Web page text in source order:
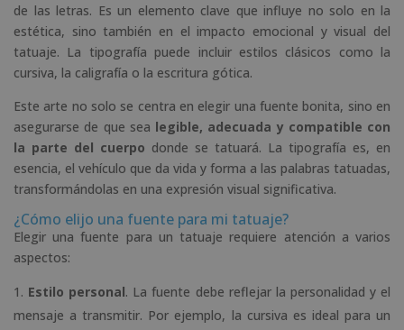
de las letras. Es un elemento clave que influye no solo en la
estética, sino también en el impacto emocional y visual del
tatuaje. La tipografía puede incluir estilos clásicos como la
cursiva, la caligrafía o la escritura gótica.
Este arte no solo se centra en elegir una fuente bonita, sino en
asegurarse de que sea legible, adecuada y compatible con
la parte del cuerpo donde se tatuará. La tipografía es, en
esencia, el vehículo que da vida y forma a las palabras tatuadas,
transformándolas en una expresión visual significativa.
¿Cómo elijo una fuente para mi tatuaje?
Elegir una fuente para un tatuaje requiere atención a varios
aspectos:
Estilo personal. La fuente debe reflejar la personalidad y el
mensaje a transmitir. Por ejemplo, la cursiva es ideal para un